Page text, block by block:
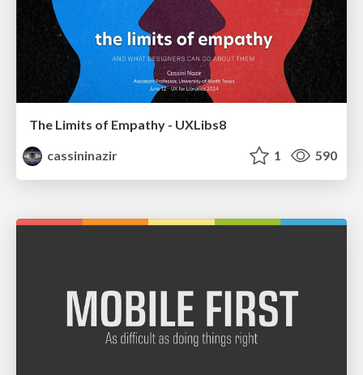
The Limits of Empathy - UXLibs8
cassininazir
1 590